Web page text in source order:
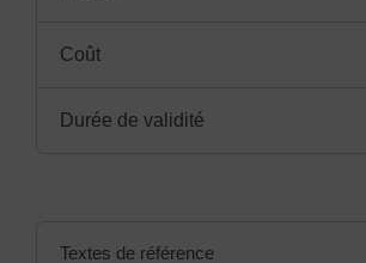
Coût
Durée de validité
Textes de référence